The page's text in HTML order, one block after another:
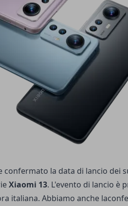
confermato la data di lancio dei
Xiaomi 13. L'evento di lancio è
italiana. Abbiamo anche